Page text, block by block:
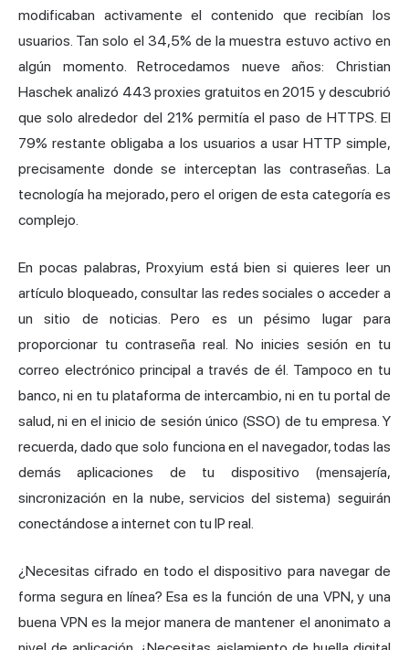
modificaban activamente el contenido que recibían los
usuarios. Tan solo el 34,5% de la muestra estuvo activo en
algún momento. Retrocedamos nueve años: Christian
Haschek analizó 443 proxies gratuitos en 2015 y descubrió
que solo alrededor del 21% permitía el paso de HTTPS. El
79% restante obligaba a los usuarios a usar HTTP simple,
precisamente donde se interceptan las contraseñas. La
tecnología ha mejorado, pero el origen de esta categoría es
complejo.
En pocas palabras, Proxyium está bien si quieres leer un
artículo bloqueado, consultar las redes sociales o acceder a
un sitio de noticias. Pero es un pésimo lugar para
proporcionar tu contraseña real. No inicies sesión en tu
correo electrónico principal a través de él. Tampoco en tu
banco, ni en tu plataforma de intercambio, ni en tu portal de
salud, ni en el inicio de sesión único (SSO) de tu empresa. Y
recuerda, dado que solo funciona en el navegador, todas las
demás aplicaciones de tu dispositivo (mensajería,
sincronización en la nube, servicios del sistema) seguirán
conectándose a internet con tu IP real.
¿Necesitas cifrado en todo el dispositivo para navegar de
forma segura en línea? Esa es la función de una VPN, y una
buena VPN es la mejor manera de mantener el anonimato a